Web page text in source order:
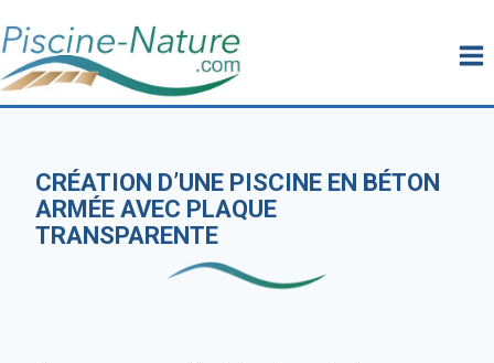
au
contenu
CRÉATION D’UNE PISCINE EN BÉTON
ARMÉE AVEC PLAQUE
TRANSPARENTE